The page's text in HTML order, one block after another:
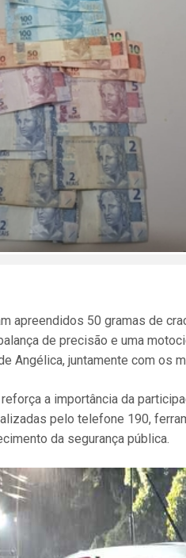
apreendidos 50 gramas de
de precisão e uma
Angélica, juntamente com os
a importância da
pelo telefone 190,
da segurança pública.